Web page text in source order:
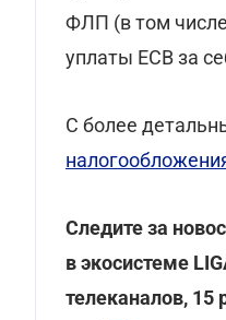
ФЛП (в том
уплаты ЕСВ за
С более
Следите за
в экосистеме
телеканалов, 15